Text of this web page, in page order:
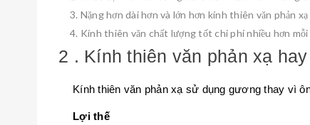
Nặng hơn dài hơn và lớn hơn kính thiên văn phản
Kính thiên văn chất lượng tốt chi phí nhiều hơn
2 . Kính thiên văn phản xạ
Kính thiên văn phản xạ sử dụng gương thay vì
Lợi thế